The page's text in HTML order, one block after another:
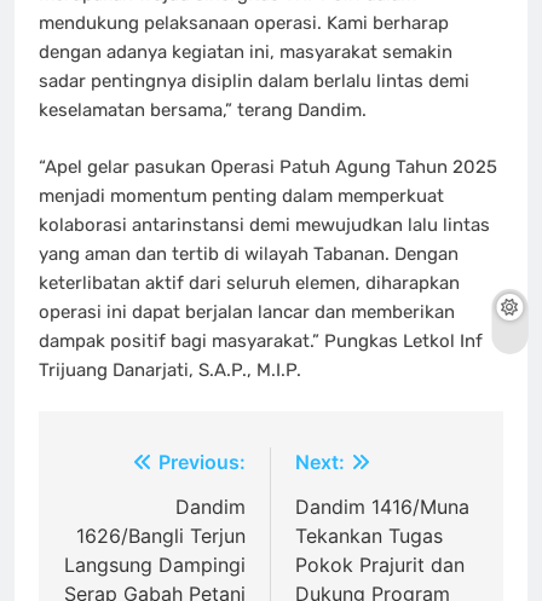
mendukung pelaksanaan operasi. Kami berharap
dengan adanya kegiatan ini, masyarakat semakin
sadar pentingnya disiplin dalam berlalu lintas demi
keselamatan bersama,” terang Dandim.
“Apel gelar pasukan Operasi Patuh Agung Tahun 2025
menjadi momentum penting dalam memperkuat
kolaborasi antarinstansi demi mewujudkan lalu lintas
yang aman dan tertib di wilayah Tabanan. Dengan
keterlibatan aktif dari seluruh elemen, diharapkan
operasi ini dapat berjalan lancar dan memberikan
dampak positif bagi masyarakat.” Pungkas Letkol Inf
Trijuang Danarjati, S.A.P., M.I.P.
NavigasiPrevious:
Dandim
1626/Bangli Terjun
Langsung Dampingi
Serap Gabah Petani
Next:
Dandim 1416/Muna
Tekankan Tugas
Pokok Prajurit dan
Dukung Program